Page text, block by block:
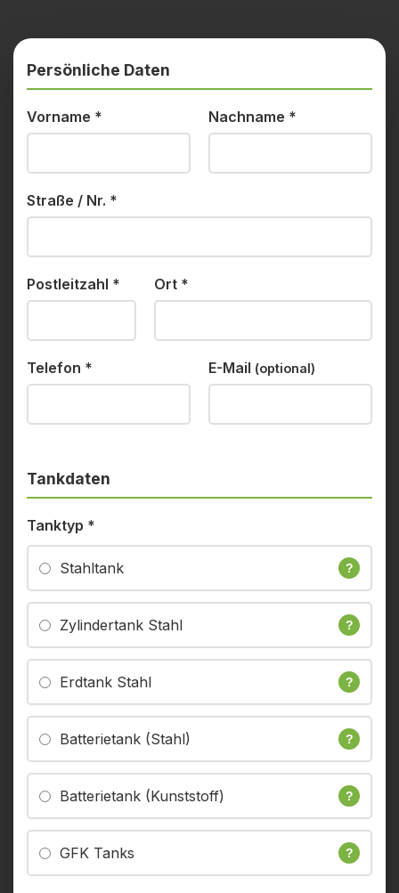
Persönliche Daten
Vorname * Nachname *
Straße / Nr. *
Postleitzahl * Ort *
Telefon * E-Mail (optional)
Tankdaten
Tanktyp *
Stahltank ?
Zylindertank Stahl ?
Erdtank Stahl ?
Batterietank (Stahl) ?
Batterietank (Kunststoff) ?
GFK Tanks ?